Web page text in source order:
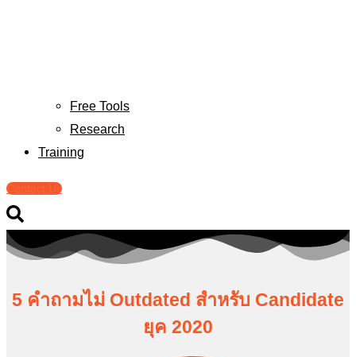
Free Tools
Research
Training
Contact Us
5 คำถามไม่ Outdated สำหรับ Candidate
ยุค 2020